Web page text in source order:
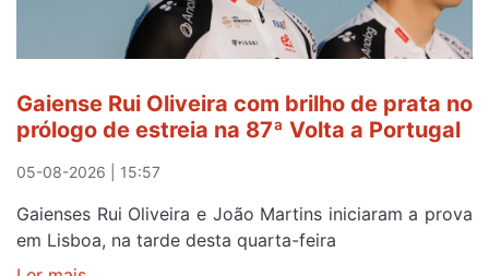
Gaiense Rui Oliveira com brilho de prata no
prólogo de estreia na 87ª Volta a Portugal
05-08-2026 | 15:57
Gaienses Rui Oliveira e João Martins iniciaram a prova
em Lisboa, na tarde desta quarta-feira